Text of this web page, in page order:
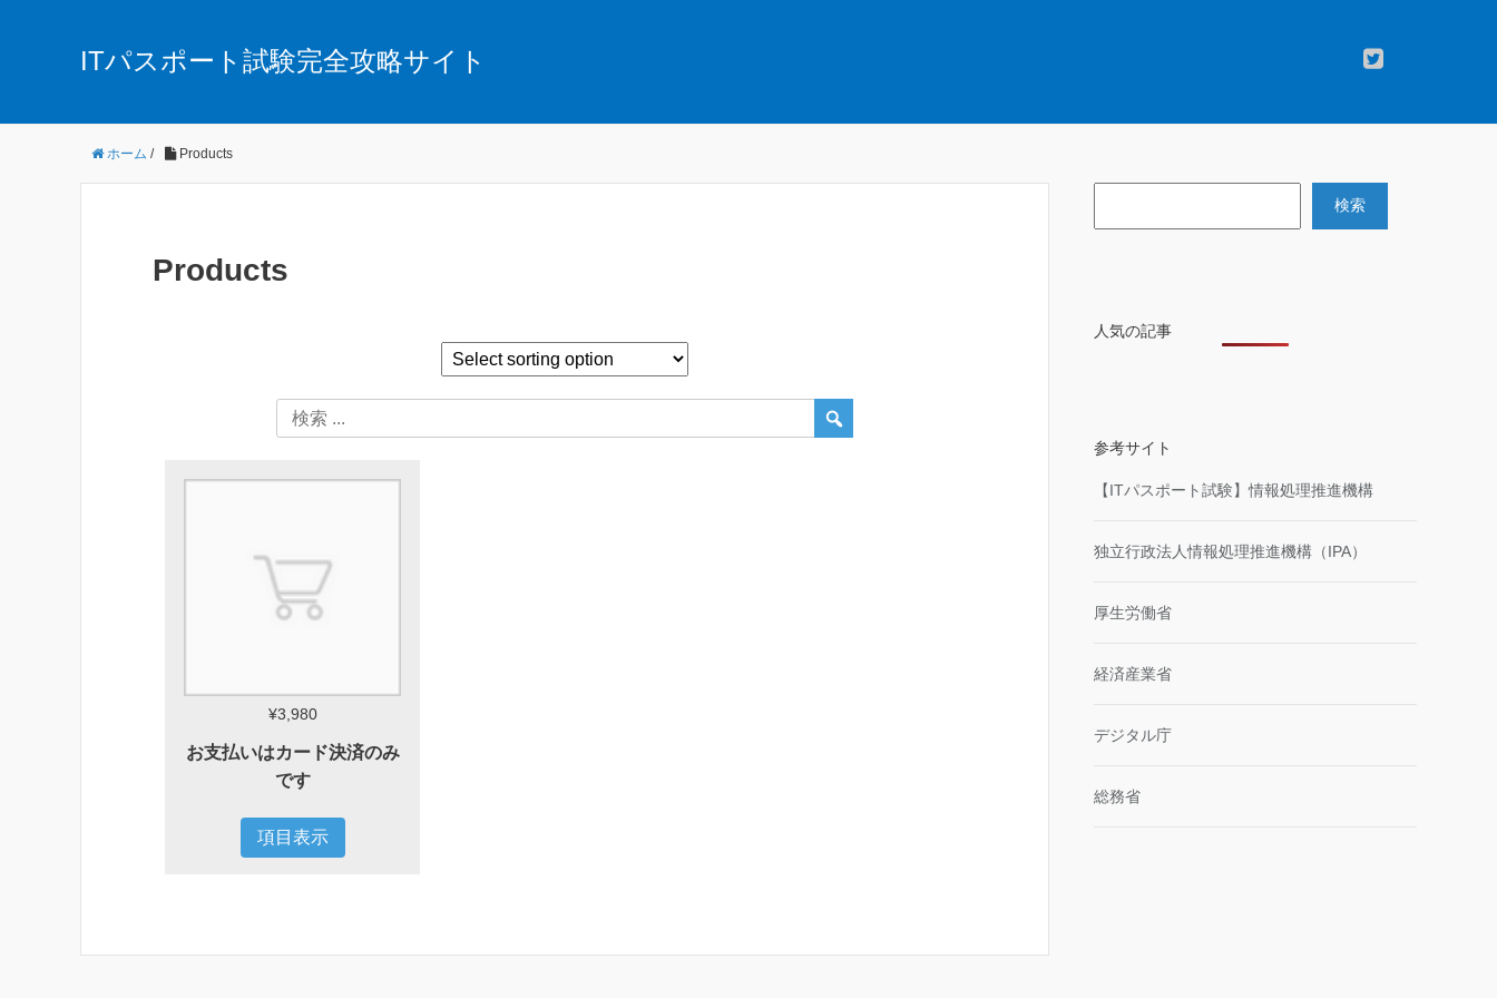
ITパスポート試験完全攻略サイト
ホーム / Products
Products
¥3,980
お支払いはカード決済のみ
です
項目表示
検索
人気の記事
参考サイト
【ITパスポート試験】情報処理推進機構
独立行政法人情報処理推進機構（IPA）
厚生労働省
経済産業省
デジタル庁
総務省